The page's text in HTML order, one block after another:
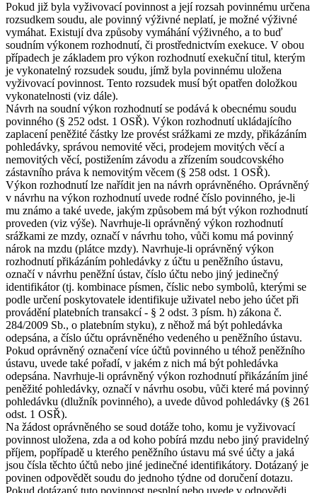
Pokud již byla vyživovací povinnost a její rozsah povinnému určena
rozsudkem soudu, ale povinný výživné neplatí, je možné výživné
vymáhat. Existují dva způsoby vymáhání výživného, a to buď
soudním výkonem rozhodnutí, či prostřednictvím exekuce. V obou
případech je základem pro výkon rozhodnutí exekuční titul, kterým
je vykonatelný rozsudek soudu, jímž byla povinnému uložena
vyživovací povinnost. Tento rozsudek musí být opatřen doložkou
vykonatelnosti (viz dále).
Návrh na soudní výkon rozhodnutí se podává k obecnému soudu
povinného (§ 252 odst. 1 OSŘ). Výkon rozhodnutí ukládajícího
zaplacení peněžité částky lze provést srážkami ze mzdy, přikázáním
pohledávky, správou nemovité věci, prodejem movitých věcí a
nemovitých věcí, postižením závodu a zřízením soudcovského
zástavního práva k nemovitým věcem (§ 258 odst. 1 OSŘ).
Výkon rozhodnutí lze nařídit jen na návrh oprávněného. Oprávněný
v návrhu na výkon rozhodnutí uvede rodné číslo povinného, je-li
mu známo a také uvede, jakým způsobem má být výkon rozhodnutí
proveden (viz výše). Navrhuje-li oprávněný výkon rozhodnutí
srážkami ze mzdy, označí v návrhu toho, vůči komu má povinný
nárok na mzdu (plátce mzdy). Navrhuje-li oprávněný výkon
rozhodnutí přikázáním pohledávky z účtu u peněžního ústavu,
označí v návrhu peněžní ústav, číslo účtu nebo jiný jedinečný
identifikátor (tj. kombinace písmen, číslic nebo symbolů, kterými se
podle určení poskytovatele identifikuje uživatel nebo jeho účet při
provádění platebních transakcí - § 2 odst. 3 písm. h) zákona č.
284/2009 Sb., o platebním styku), z něhož má být pohledávka
odepsána, a číslo účtu oprávněného vedeného u peněžního ústavu.
Pokud oprávněný označení více účtů povinného u téhož peněžního
ústavu, uvede také pořadí, v jakém z nich má být pohledávka
odepsána. Navrhuje-li oprávněný výkon rozhodnutí přikázáním jiné
peněžité pohledávky, označí v návrhu osobu, vůči které má povinný
pohledávku (dlužník povinného), a uvede důvod pohledávky (§ 261
odst. 1 OSŘ).
Na žádost oprávněného se soud dotáže toho, komu je vyživovací
povinnost uložena, zda a od koho pobírá mzdu nebo jiný pravidelný
příjem, popřípadě u kterého peněžního ústavu má své účty a jaká
jsou čísla těchto účtů nebo jiné jedinečné identifikátory. Dotázaný je
povinen odpovědět soudu do jednoho týdne od doručení dotazu.